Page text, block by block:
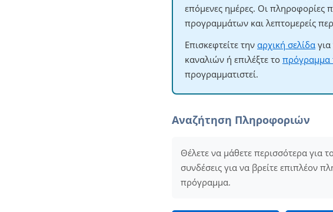
επόμενες ημέρες. Οι πληροφορίες
προγραμμάτων και λεπτομερείς
Επισκεφτείτε την αρχική σελίδα
καναλιών ή επιλέξτε το πρόγραμμα
προγραμματιστεί.
Αναζήτηση Πληροφοριών
Θέλετε να μάθετε περισσότερα για
συνδέσεις για να βρείτε επιπλέον
πρόγραμμα.